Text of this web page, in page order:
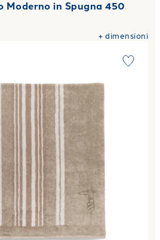
Moderno in Spugna 450
+dimensioni